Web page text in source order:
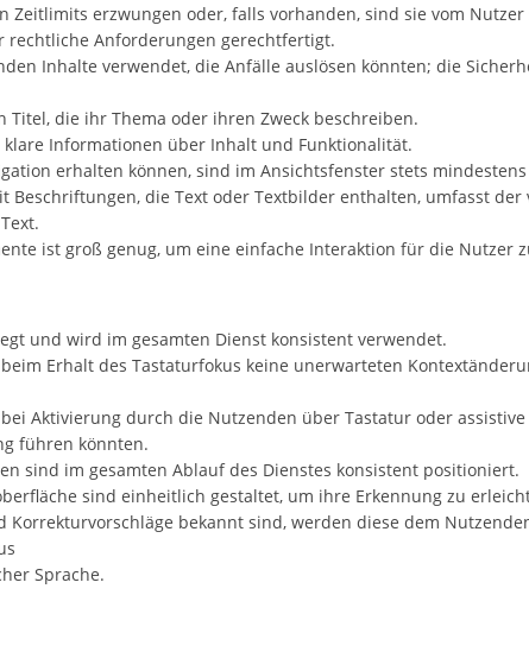
Zeitlimits erzwungen oder, falls vorhanden, sind sie vom
Anforderungen gerechtfertigt.
Inhalte verwendet, die Anfälle auslösen könnten; die
Titel, die ihr Thema oder ihren Zweck beschreiben.
Informationen über Inhalt und Funktionalität.
erhalten können, sind im Ansichtsfenster stets
Beschriftungen, die Text oder Textbilder enthalten, umfasst der
ist groß genug, um eine einfache Interaktion für die Nutzer
und wird im gesamten Dienst konsistent verwendet.
Erhalt des Tastaturfokus keine unerwarteten
Aktivierung durch die Nutzenden über Tastatur oder
führen könnten.
sind im gesamten Ablauf des Dienstes konsistent positioniert.
sind einheitlich gestaltet, um ihre Erkennung zu
bekannt sind, werden diese dem
Sprache.